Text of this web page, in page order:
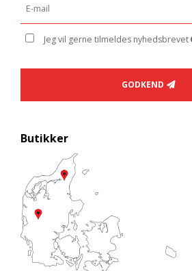
Jeg vil gerne tilmeldes nyhedsbrevet
GODKEND
Butikker